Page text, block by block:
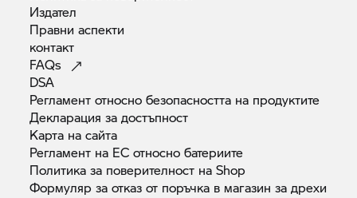
Издател
Правниаспекти
контакт
FAQs
DSA
Регламент относно безопасността на продуктите
Декларация задостъпност
Карта насайта
Регламент на ЕС относнобатериите
Политика за поверителност наShop
Формуляр за отказ от поръчка в магазин задрехи